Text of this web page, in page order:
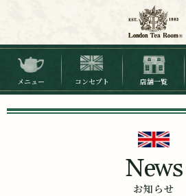
メニュー コンセプト 店舗一覧
News
お知らせ